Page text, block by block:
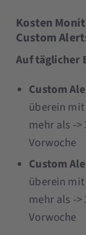
Kosten
Custom
Auf täglicher
Custom
überein mit
mehr als ->
Vorwoche
Custom
überein mit
mehr als ->
Vorwoche